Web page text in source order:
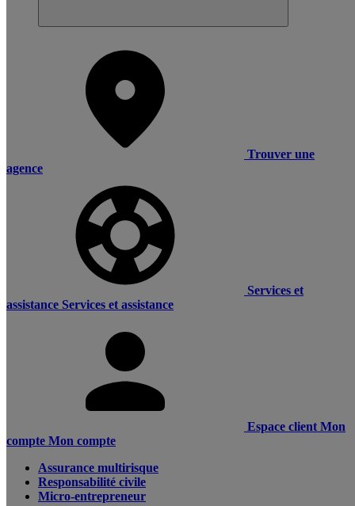
Trouver une
agence
Services et
assistance Services et assistance
Espace client Mon
compte Mon compte
Assurance multirisque
Responsabilité civile
Micro-entrepreneur